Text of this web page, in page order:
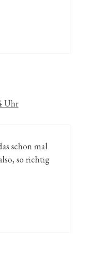
Uhr
schon mal
so richtig